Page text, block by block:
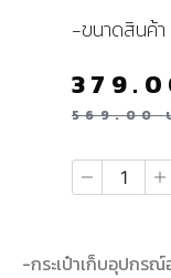
-ขนาดสินค้า
569.00
-กระเป๋าเก็บอุปกร